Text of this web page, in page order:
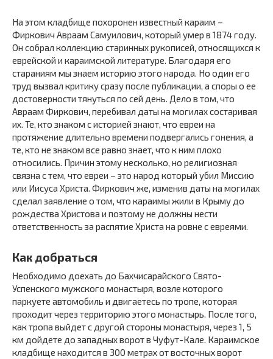
На этом кладбище похоронен известный караим –
Фиркович Авраам Самуилович, который умер в 1874 году.
Он собрал коллекцию старинных рукописей, относящихся к
еврейской и караимской литературе. Благодаря его
стараниям мы знаем историю этого народа. Но один его
труд вызвал критику сразу после публикации, а споры о ее
достоверности тянуться по сей день. Дело в том, что
Авраам Фиркович, перебивал даты на могилах состаривая
их. Те, кто знаком с историей знают, что евреи на
протяжение длительно времени подвергались гонения, а
те, кто не знаком все равно знает, что к ним плохо
относились. Причин этому несколько, но религиозная
связна с тем, что евреи – это народ который убил Миссию
или Иисуса Христа. Фиркович же, изменив даты на могилах
сделал заявление о том, что караимы жили в Крыму до
рождества Христова и поэтому не должны нести
ответственность за распятие Христа на ровне с евреями.
Как добраться
Необходимо доехать до Бахчисарайского Свято-
Успенского мужского монастыря, возле которого
паркуете автомобиль и двигаетесь по тропе, которая
проходит через территорию этого монастырь. После того,
как тропа выйдет с другой стороны монастыря, через 1, 5
км дойдете до западных ворот в Чуфут-Кале. Караимское
кладбище находится в 300 метрах от восточных ворот